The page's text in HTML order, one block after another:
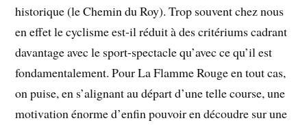
historique (le Chemin du Roy). Trop souvent chez nous
en effet le cyclisme est-il réduit à des critériums cadrant
davantage avec le sport-spectacle qu’avec ce qu’il est
fondamentalement. Pour La Flamme Rouge en tout cas,
on puise, en s’alignant au départ d’une telle course, une
motivation énorme d’enfin pouvoir en découdre sur une